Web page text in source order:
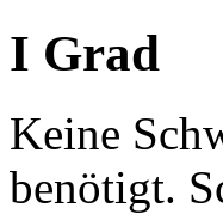
I Grad
Keine
benötigt.